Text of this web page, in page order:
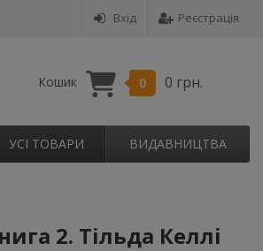
Вхід Реєстрація
Кошик 0 0 грн.
УСІ ТОВАРИ ВИДАВНИЦТВА
2. Тільда Келлі